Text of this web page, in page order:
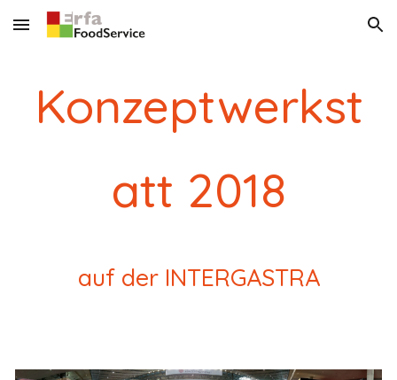
Skip to main content Skip to navigation
Konzeptwerkst
att 2018
auf der INTERGASTRA